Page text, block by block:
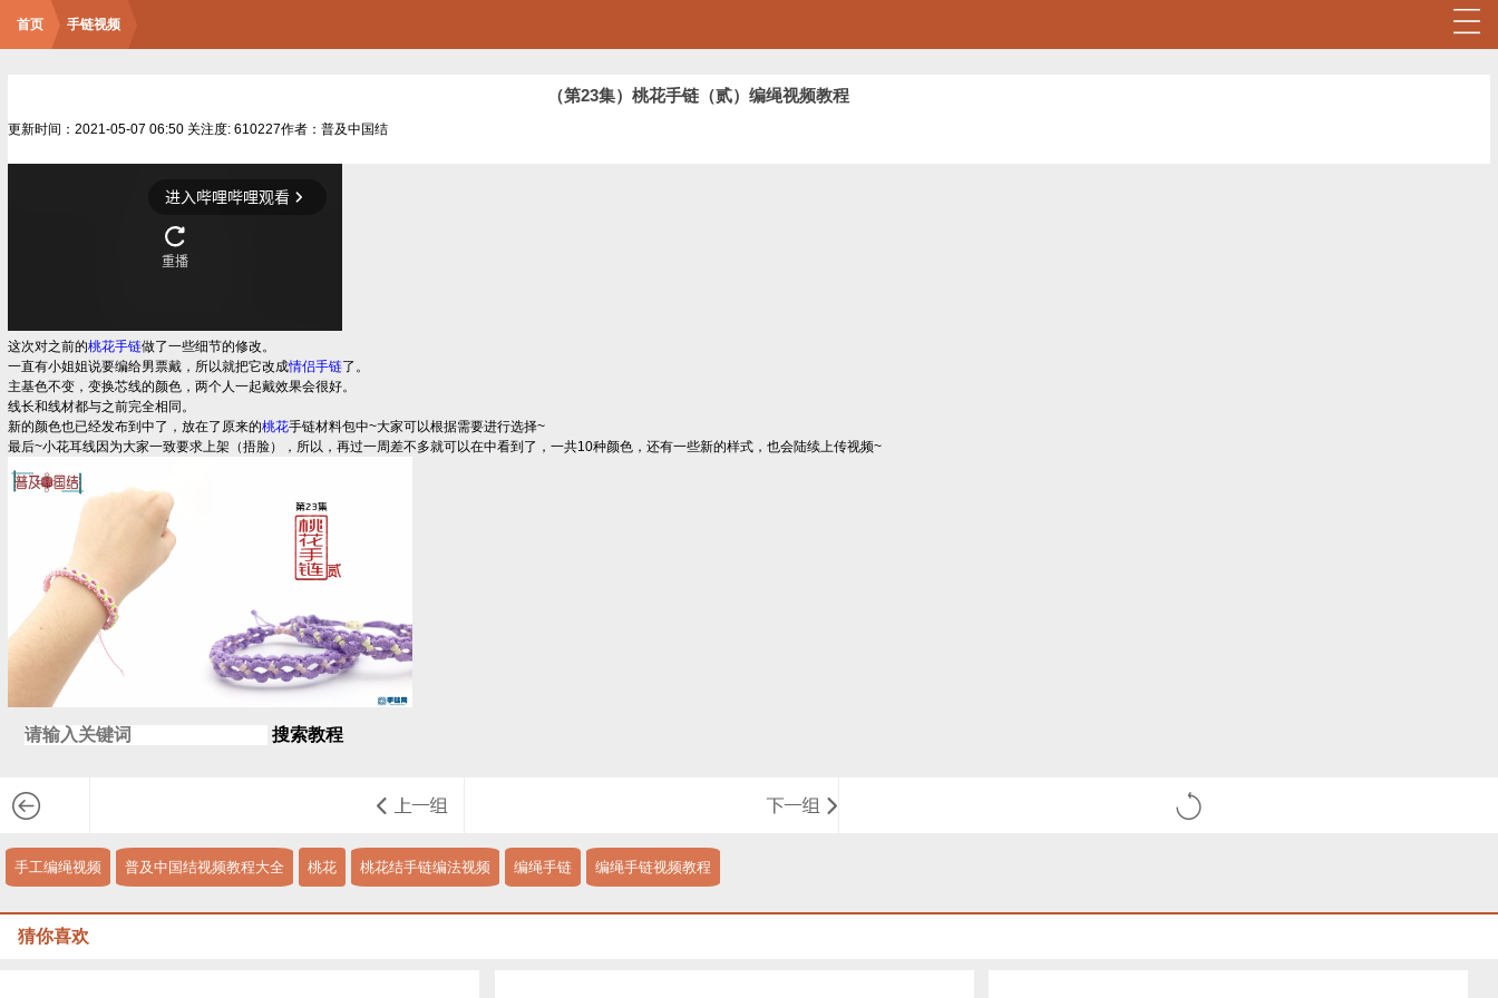
首页 手链视频
（第23集）桃花手链（贰）编绳视频教程
更新时间：2021-05-07 06:50 关注度: 610227作者：普及中国结
这次对之前的桃花手链做了一些细节的修改。
一直有小姐姐说要编给男票戴，所以就把它改成情侣手链了。
主基色不变，变换芯线的颜色，两个人一起戴效果会很好。
线长和线材都与之前完全相同。
新的颜色也已经发布到中了，放在了原来的桃花手链材料包中~大家可以根据需要进行选择~
最后~小花耳线因为大家一致要求上架（捂脸），所以，再过一周差不多就可以在中看到了，一共10种颜色，还有一些新的样式，也会陆续上传视频~
搜索教程
手工编绳视频 普及中国结视频教程大全 桃花 桃花结手链编法视频 编绳手链 编绳手链视频教程
猜你喜欢